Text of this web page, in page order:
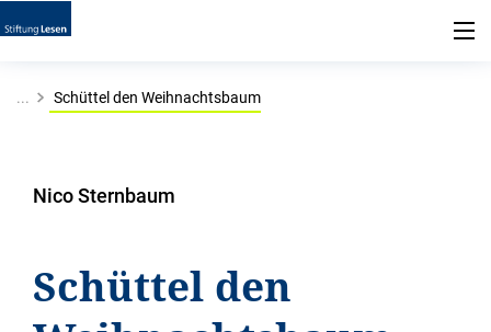
... Schüttel den Weihnachtsbaum
Nico Sternbaum
Schüttel den